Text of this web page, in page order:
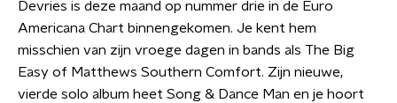
Devries is deze maand op nummer drie in de Euro
Americana Chart binnengekomen. Je kent hem
misschien van zijn vroege dagen in bands als The Big
Easy of Matthews Southern Comfort. Zijn nieuwe,
vierde solo album heet Song & Dance Man en je hoort